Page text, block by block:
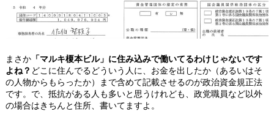
まさか 「マルキ榎本ビル」に住み込みで働いてるわけじゃないです
よね？ どこに住んでるどういう人に、お金を出したか（あるいはそ
の人物からもらったか）まで含めて記載させるのが政治資金規正法
です。で、抵抗がある人も多いと思うけれども、政党職員など以外
の場合はきちんと住所、書いてますよ。